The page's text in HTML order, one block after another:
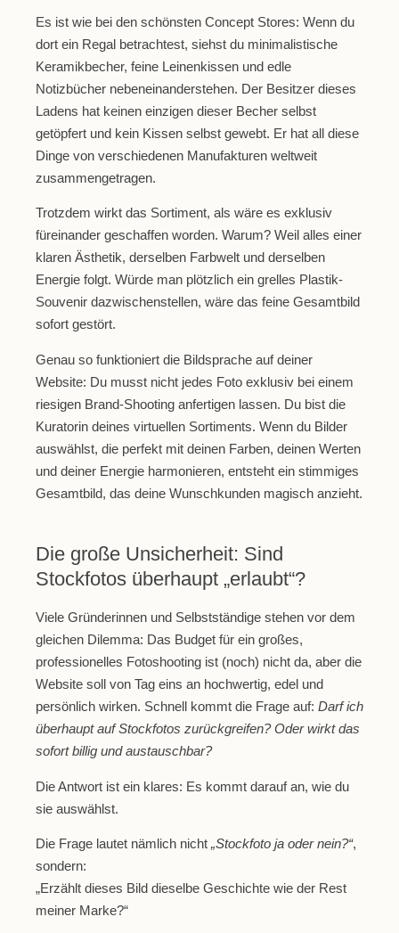
Es ist wie bei den schönsten Concept Stores: Wenn du
dort ein Regal betrachtest, siehst du minimalistische
Keramikbecher, feine Leinenkissen und edle
Notizbücher nebeneinanderstehen. Der Besitzer dieses
Ladens hat keinen einzigen dieser Becher selbst
getöpfert und kein Kissen selbst gewebt. Er hat all diese
Dinge von verschiedenen Manufakturen weltweit
zusammengetragen.
Trotzdem wirkt das Sortiment, als wäre es exklusiv
füreinander geschaffen worden. Warum? Weil alles einer
klaren Ästhetik, derselben Farbwelt und derselben
Energie folgt. Würde man plötzlich ein grelles Plastik-
Souvenir dazwischenstellen, wäre das feine Gesamtbild
sofort gestört.
Genau so funktioniert die Bildsprache auf deiner
Website: Du musst nicht jedes Foto exklusiv bei einem
riesigen Brand-Shooting anfertigen lassen. Du bist die
Kuratorin deines virtuellen Sortiments. Wenn du Bilder
auswählst, die perfekt mit deinen Farben, deinen Werten
und deiner Energie harmonieren, entsteht ein stimmiges
Gesamtbild, das deine Wunschkunden magisch anzieht.
Die große Unsicherheit: Sind
Stockfotos überhaupt „erlaubt“?
Viele Gründerinnen und Selbstständige stehen vor dem
gleichen Dilemma: Das Budget für ein großes,
professionelles Fotoshooting ist (noch) nicht da, aber die
Website soll von Tag eins an hochwertig, edel und
persönlich wirken. Schnell kommt die Frage auf: Darf ich
überhaupt auf Stockfotos zurückgreifen? Oder wirkt das
sofort billig und austauschbar?
Die Antwort ist ein klares: Es kommt darauf an, wie du
sie auswählst.
Die Frage lautet nämlich nicht „Stockfoto ja oder nein?“,
sondern:
„Erzählt dieses Bild dieselbe Geschichte wie der Rest
meiner Marke?“